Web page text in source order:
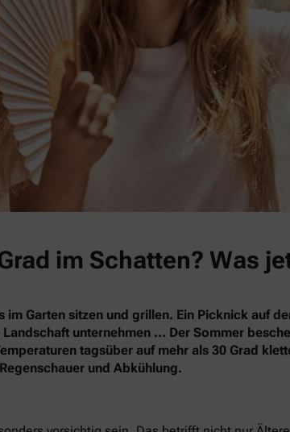
im Schatten? Was
Garten sitzen und grillen. Ein Picknick auf
unternehmen … Der Sommer
tagsüber auf mehr als 30 Grad
und Abkühlung.